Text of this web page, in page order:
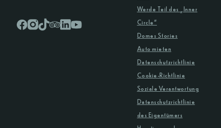
Werde Teil des „Inner
Circle“
Domes Stories
Auto mieten
Datenschutzrichtlinie
Cookie-Richtlinie
Soziale Verantwortung
Datenschutzrichtlinie
des Eigentümers